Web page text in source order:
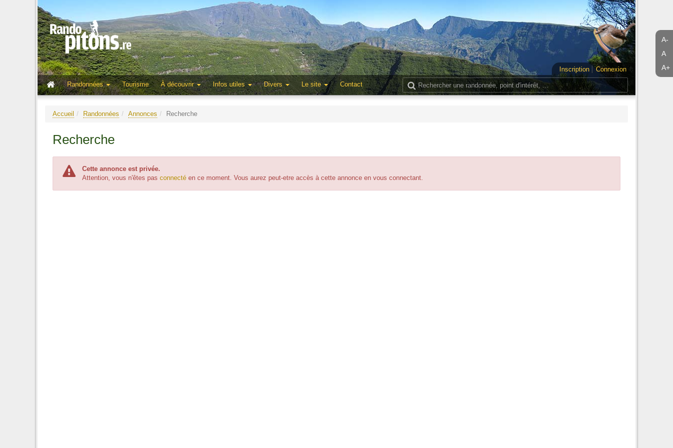
A-
A
A+
Inscription
Connexion
Randonnées
Tourisme À découvrir Infos utiles Divers Le site Contact
Accueil Randonnées Annonces Recherche
Recherche
Cette annonce est privée.
Attention, vous n'êtes pasconnecté en ce moment. Vous aurez peut-etre accès à cette annonce en vous connectant.